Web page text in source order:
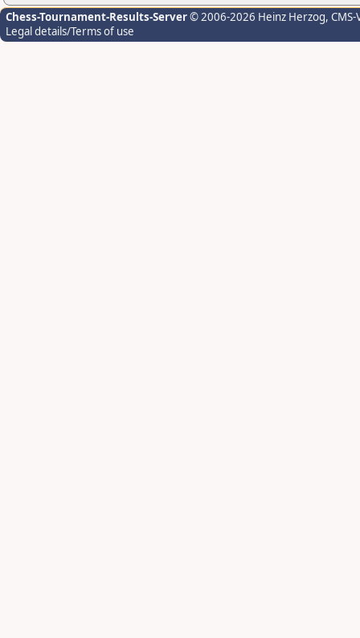
Chess-Tournament-Results-Server© 2006-2026 Heinz Herzog,
Legal details/Terms of use